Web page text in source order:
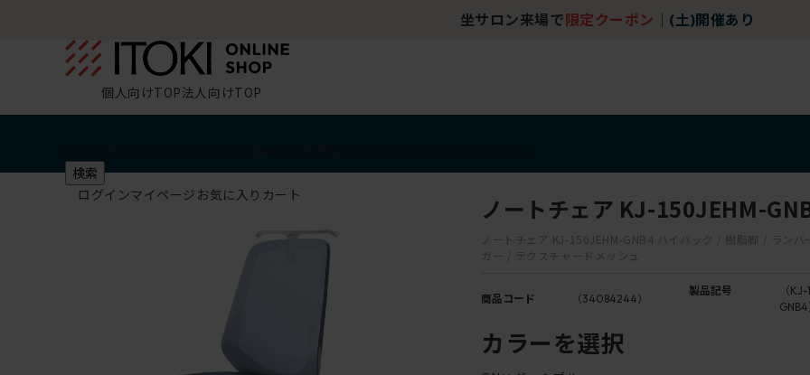
坐サロン来場で 限定クーポン (土)開催あり
個人向けTOP法人向けTOP
検索
ログインマイページ お気に入り カート ノートチェア KJ-150JEHM-
ノートチェア KJ-150JEHM-GNB4 ハイバック / 樹脂脚 / ラン
ガー / テクスチャードメッシュ
商品コード （34084244）
製品記号
（
カラーを選択